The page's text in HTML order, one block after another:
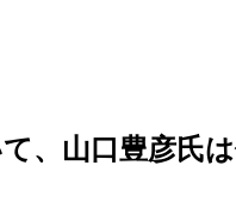
て、山口豊彦氏